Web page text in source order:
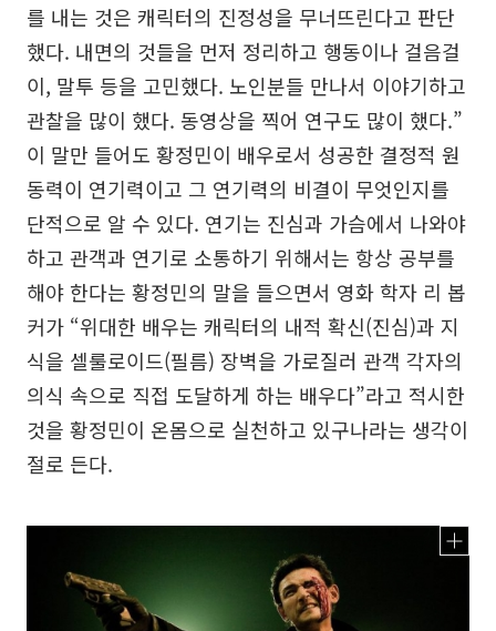
를 내는 것은 캐릭터의 진정성을 무너뜨린다고 판단
했다. 내면의 것들을 먼저 정리하고 행동이나 걸음걸
이, 말투 등을 고민했다. 노인분들 만나서 이야기하고
관찰을 많이 했다. 동영상을 찍어 연구도 많이 했다.”
이 말만 들어도 황정민이 배우로서 성공한 결정적 원
동력이 연기력이고 그 연기력의 비결이 무엇인지를
단적으로 알 수 있다. 연기는 진심과 가슴에서 나와야
하고 관객과 연기로 소통하기 위해서는 항상 공부를
해야 한다는 황정민의 말을 들으면서 영화 학자 리 봅
커가 “위대한 배우는 캐릭터의 내적 확신(진심)과 지
식을 셀룰로이드(필름) 장벽을 가로질러 관객 각자의
의식 속으로 직접 도달하게 하는 배우다”라고 적시한
것을 황정민이 온몸으로 실천하고 있구나라는 생각이
절로 든다.